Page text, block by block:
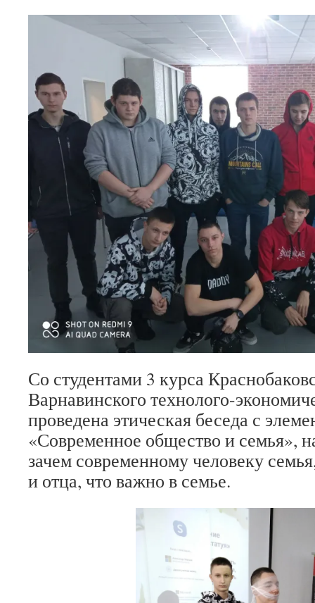
Со студентами 3 курса
Варнавинского технолого-
проведена этическая беседа с
«Современное общество и семья»,
зачем современному человеку
и отца, что важно в семье.